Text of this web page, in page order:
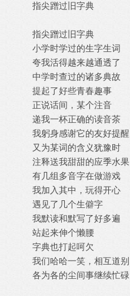
指尖蹭过旧字典
指尖蹭过旧字典
小学时学过的生字生词
夸我活得越来越通透了
中学时查过的诸多典故
提起了好些青春趣事
正说话间，某个注音
递我一杯正确的读音茶
我躬身感谢它的友好提醒
又为某词的含义犹豫时
注释送我甜甜的应季水果
有几组多音字在做游戏
我加入其中，玩得开心
遇见了几个生僻字
我默读和默写了好多遍
站起来伸个懒腰
字典也打起呵欠
我们哈哈一笑，相互道别
各为各的尘间事继续忙碌